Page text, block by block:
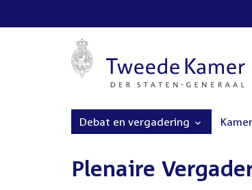
Debat en vergadering
Plenaire